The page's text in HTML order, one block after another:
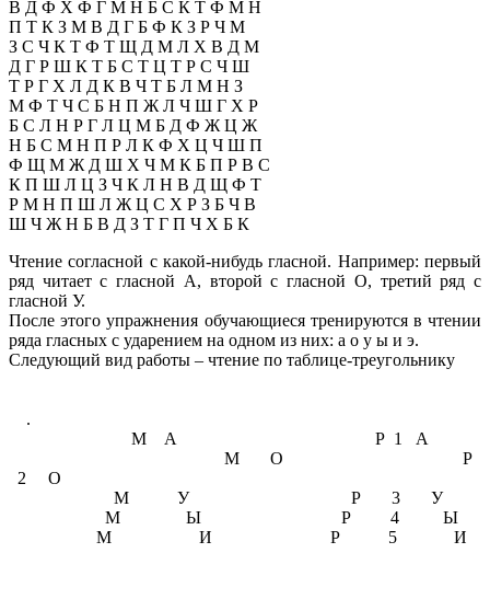
В Д Ф Х Ф Г М Н Б С К Т Ф М Н
П Т К З М В Д Г Б Ф К З Р Ч М
З С Ч К Т Ф Т Щ Д М Л Х В Д М
Д Г Р Ш К Т Б С Т Ц Т Р С Ч Ш
Т Р Г Х Л Д К В Ч Т Б Л М Н З
М Ф Т Ч С Б Н П Ж Л Ч Ш Г Х Р
Б С Л Н Р Г Л Ц М Б Д Ф Ж Ц Ж
Н Б С М Н П Р Л К Ф Х Ц Ч Ш П
Ф Щ М Ж Д Ш Х Ч М К Б П Р В С
К П Ш Л Ц З Ч К Л Н В Д Щ Ф Т
Р М Н П Ш Л Ж Ц С Х Р З Б Ч В
Ш Ч Ж Н Б В Д З Т Г П Ч Х Б К
Чтение согласной с какой-нибудь гласной. Например: первый
ряд читает с гласной А, второй с гласной О, третий ряд с
гласной У.
После этого упражнения обучающиеся тренируются в чтении
ряда гласных с ударением на одном из них: а о у ы и э.
Следующий вид работы – чтение по таблице-треугольнику
.
М А Р 1 А
М О Р
2 О
М У Р 3 У
М Ы Р 4 Ы
М И Р 5 И